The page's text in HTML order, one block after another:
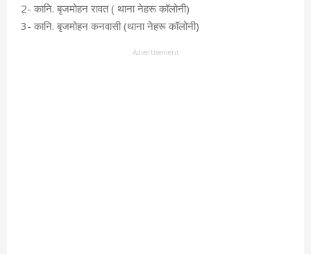
2- कानि. बृजमोहन रावत ( थाना नेहरू कॉलोनी)
3- कानि. बृजमोहन कनवासी (थाना नेहरू कॉलोनी)
Advertisement